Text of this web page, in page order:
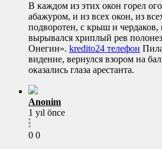
В каждом из этих окон горел
абажуром, и из всех окон, из
подворотен, с крыш и чердаков,
вырывался хриплый рев
Онегин». kredito24 телефон
видение, вернулся взором на
оказались глаза арестанта.
Anonim
1 yıl önce
0 0